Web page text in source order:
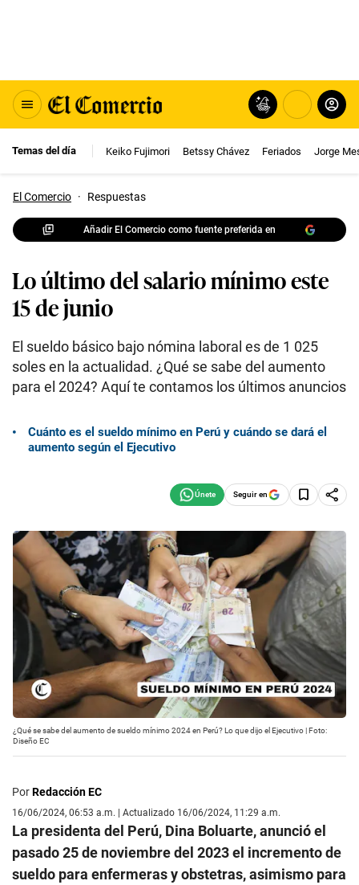
Temas del día Keiko Fujimori Betssy Chávez Feriados Jorge
El Comercio · Respuestas
Añadir El Comercio como fuente preferida en
Lo último del salario mínimo este
15 de junio
El sueldo básico bajo nómina laboral es de 1 025
soles en la actualidad. ¿Qué se sabe del aumento
para el 2024? Aquí te contamos los últimos anuncios
Cuánto es el sueldo mínimo en Perú y cuándo se dará el
aumento según el Ejecutivo
Seguir en
¿Qué se sabe del aumento de sueldo mínimo 2024 en Perú? Lo que dijo el Ejecutivo | Foto:
Diseño EC
PorRedacción EC
16/06/2024, 06:53 a.m. | Actualizado 16/06/2024, 11:29 a.m.
La presidenta del Perú, Dina Boluarte, anunció el
pasado 25 de noviembre del 2023 el incremento de
sueldo para enfermeras y obstetras,asimismo para